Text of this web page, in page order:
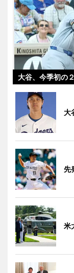
大谷、今季初の
大
先
米